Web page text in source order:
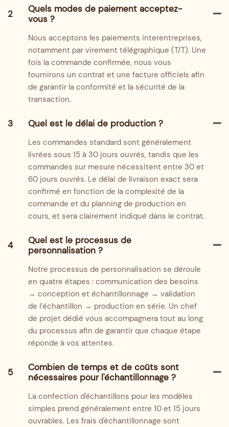
2
Quels modes de paiement acceptez-
vous ?
Nous acceptons les paiements interentreprises,
notamment par virement télégraphique (T/T). Une
fois la commande confirmée, nous vous
fournirons un contrat et une facture officiels afin
de garantir la conformité et la sécurité de la
transaction.
3 Quel est le délai de production ?
Les commandes standard sont généralement
livrées sous 15 à 30 jours ouvrés, tandis que les
commandes sur mesure nécessitent entre 30 et
60 jours ouvrés. Le délai de livraison exact sera
confirmé en fonction de la complexité de la
commande et du planning de production en
cours, et sera clairement indiqué dans le contrat.
4
Quel est le processus de
personnalisation ?
Notre processus de personnalisation se déroule
en quatre étapes : communication des besoins
→ conception et échantillonnage → validation
de l’échantillon → production en série. Un chef
de projet dédié vous accompagnera tout au long
du processus afin de garantir que chaque étape
réponde à vos attentes.
5
Combien de temps et de coûts sont
nécessaires pour l'échantillonnage ?
La confection d'échantillons pour les modèles
simples prend généralement entre 10 et 15 jours
ouvrables. Les frais d'échantillonnage sont